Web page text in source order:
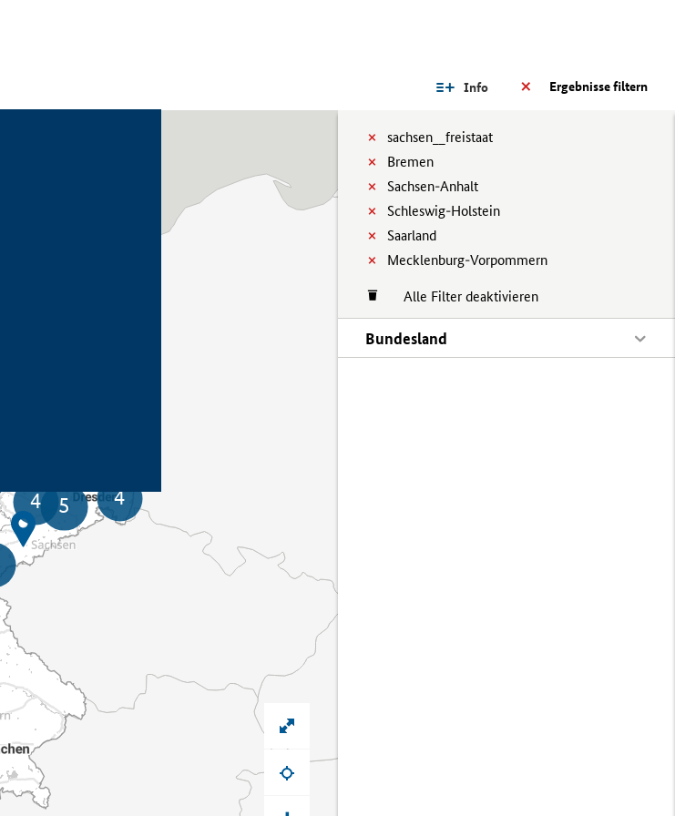
Ergebnisse filtern
Info
sachsen__freistaat
Bremen
Sachsen-Anhalt
Schleswig-Holstein
Saarland
Mecklenburg-Vorpommern
Alle Filter deaktivieren
Bundesland